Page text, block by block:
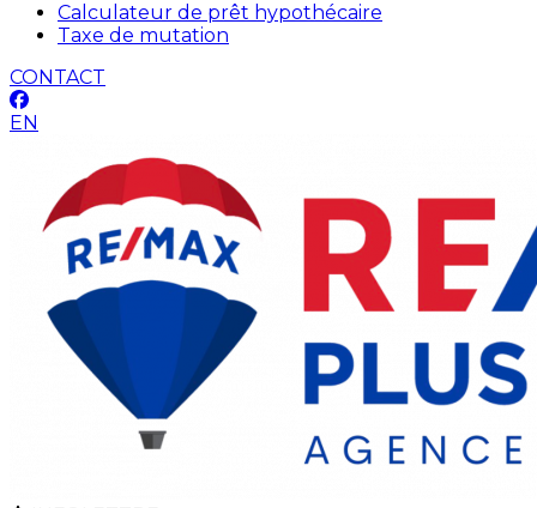
Calculateur de prêt hypothécaire
Taxe de mutation
CONTACT
EN